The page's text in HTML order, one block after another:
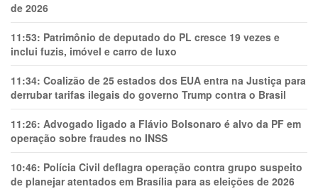
de 2026
11:53: Patrimônio de deputado do PL cresce 19 vezes e
inclui fuzis, imóvel e carro de luxo
11:34: Coalizão de 25 estados dos EUA entra na Justiça para
derrubar tarifas ilegais do governo Trump contra o Brasil
11:26: Advogado ligado a Flávio Bolsonaro é alvo da PF em
operação sobre fraudes no INSS
10:46: Polícia Civil deflagra operação contra grupo suspeito
de planejar atentados em Brasília para as eleições de 2026